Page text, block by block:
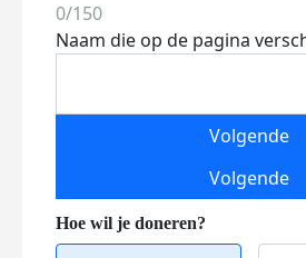
0/150
Naam die op de pagina
Volgende
Volgende